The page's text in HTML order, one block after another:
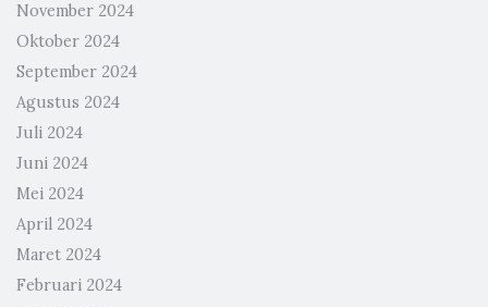
November 2024
Oktober 2024
September 2024
Agustus 2024
Juli 2024
Juni 2024
Mei 2024
April 2024
Maret 2024
Februari 2024